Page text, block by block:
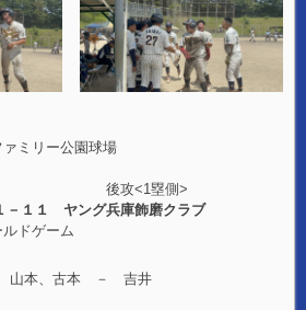
ミリー公園球場
後攻<1塁側>
１１ ヤング兵庫飾磨クラブ
ーム
、山本、古本 － 吉井